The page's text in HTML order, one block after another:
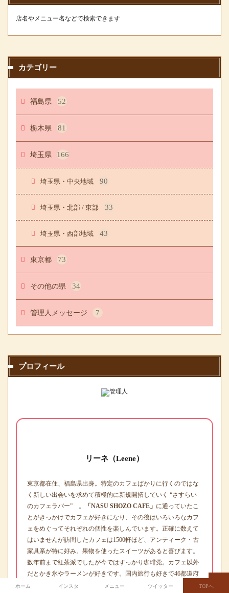
店名やメニュー名などで検索できます
カテゴリー
福島県 52
栃木県 81
埼玉県 166
埼玉県・中央地域 90
埼玉県・北部 / 東部 33
埼玉県・西部地域 43
東京都 73
その他の県 34
管理人メッセージ 7
プロフィール
リーネ（Leene）
東京都在住、福島県出身。特定のカフェばかりに行くのではな
く新しい出会いを求めて積極的に新規開拓していく “さすらい
のカフェラバー” 。
「NASU SHOZO CAFE」 に通っていたこ
とがきっかけでカフェが好きになり、その後はいろいろなカフ
ェをめぐってそれぞれの個性を楽しんでいます。正確に数えて
はいませんが訪問したカフェは1500軒ほど、アンティーク・古
家具系が特に好み。果物を使ったスイーツがあると喜びます。
数年前まで紅茶派でしたが今ではすっかり珈琲党。カフェ以外
だとかき氷やラーメンが好きです。国内旅行も好きで46都道府
県に訪問歴があり、旅先でも休憩がてらカフェに立ち寄りま
ホーム インスタ メニュー ツイッター TOPへ